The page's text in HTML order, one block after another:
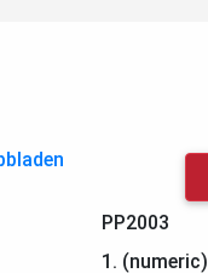
PP2003
1. (numeric)